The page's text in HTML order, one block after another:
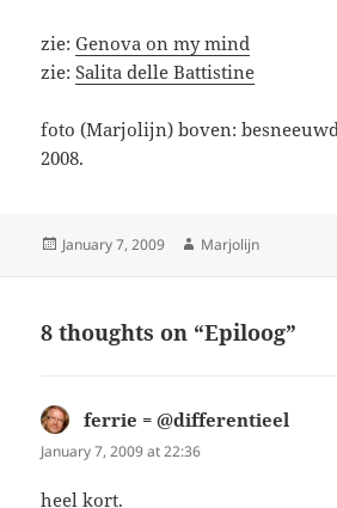
zie:Genova on my mind
zie:Salita delle Battistine
foto (Marjolijn) boven:
2008.
Posted
January 7, 2009 Author
Marjolijn
8 thoughts on “Epiloog”
ferrie = @differentieel
January 7, 2009 at 22:36
heel kort.